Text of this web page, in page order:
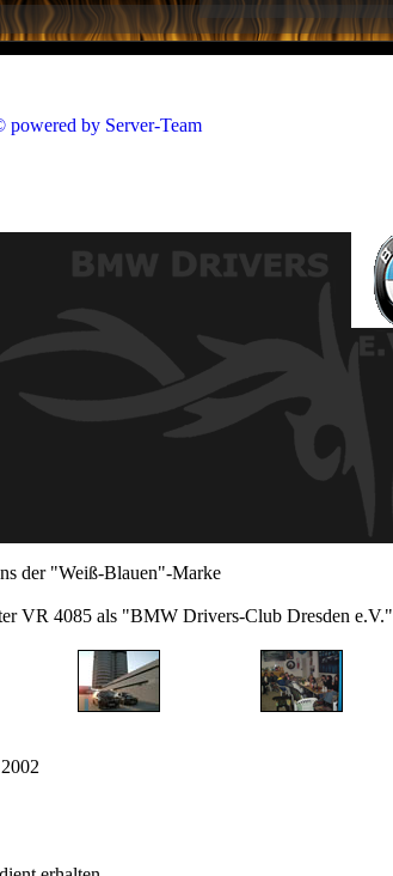
powered by Server-Team
der "Weiß-Blauen"-Marke
VR 4085 als "BMW Drivers-Club Dresden e.V."